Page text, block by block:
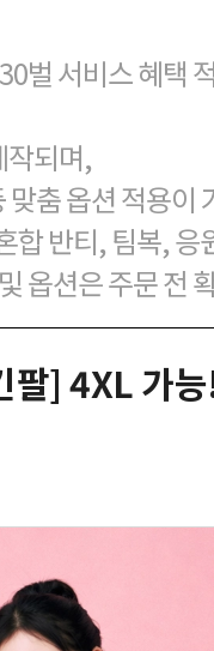
벌 서비스 혜택
작되며,
춤 옵션 적용이
합 반티, 팀복,
옵션은 주문 전
팔] 4XL 가